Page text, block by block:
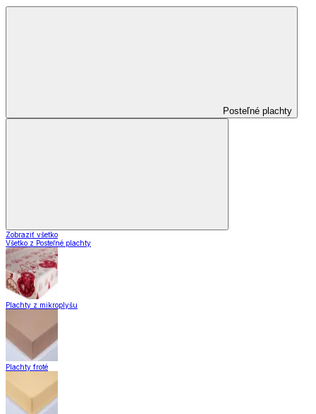
Posteľné plachty
Zobraziť všetko
Všetko z Posteľné plachty
Plachty z mikroplyšu
Plachty froté